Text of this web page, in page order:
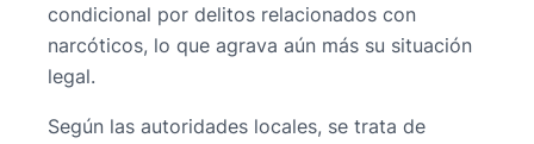
condicional por delitos relacionados con
narcóticos, lo que agrava aún más su situación
legal.
Según las autoridades locales, se trata de